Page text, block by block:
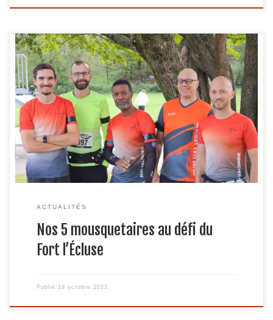
Le Défi du Fort L’Ecluse est une course unique sur un site
exceptionnel; un site chargé d’histoire, mêlant à la fois
patrimoine culturel et paysages grandioses… Ses parcours
de 12 ou 19km, mêlent routes et chemins, larges pistes et
monotraces… Au départ du village de Léaz, les parcours
traversent des […]
ACTUALITÉS
Nos 5 mousquetaires au défi du
Fort l’Écluse
Publié 19 octobre 2023